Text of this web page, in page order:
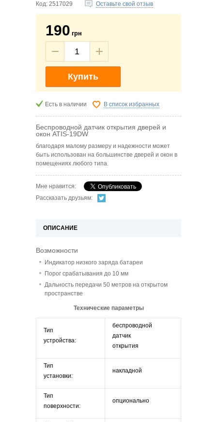
Код: 2517029 Оставьте свой отзыв
190 грн
Купить
Есть в наличии В список избранных
Беспроводной датчик открытия дверей и
окон ATIS-19DW
благодаря малому размеру и надежности может
быть использован на большинстве дверей и окон в
помещениях любого типа.
Мне нравится:
Рассказать друзьям:
ОПИСАНИЕ
Возможности
Индикатор низкого заряда батареи
Порог срабатывания до 10 мм
Дальность передачи 50 метров на открытом
пространстве
Технические параметры
Тип
устройства:
беспроводной
датчик
открытия
Тип
установки:
накладной
Тип
поверхности:
опционально